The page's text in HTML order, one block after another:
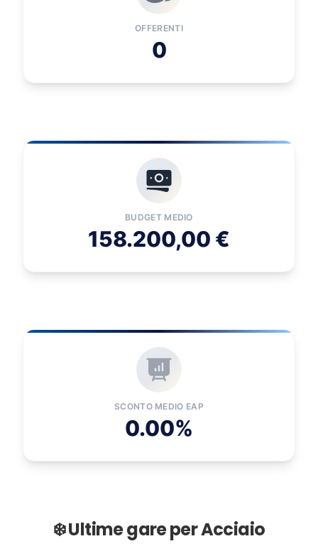
OFFERENTI
0
BUDGET MEDIO
158.200,00 €
SCONTO MEDIO EAP
0.00%
❄️ Ultime gare per Acciaio